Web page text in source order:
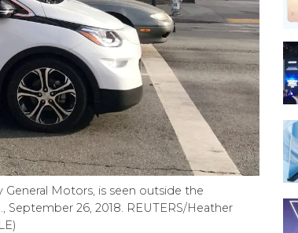
General Motors, is seen outside the
September 26, 2018. REUTERS/Heather